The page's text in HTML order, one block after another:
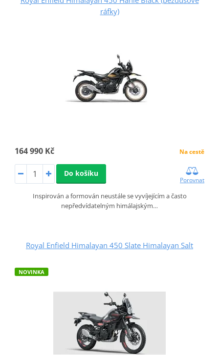
ráfky)
164 990 Kč Na cestě
Do košíku
Porovnat
Inspirován a formován neustále se vyvíjejícím a často
nepředvídatelným himálajským…
Royal Enfield Himalayan 450 Slate Himalayan Salt
NOVINKA